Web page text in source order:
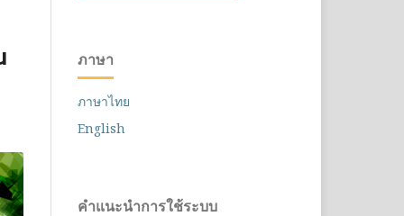
ภาษา
ภาษาไทย
English
คำแนะนำการใช้ระบบ